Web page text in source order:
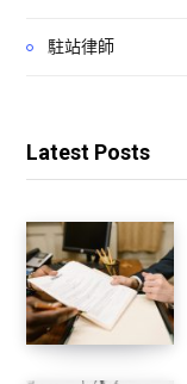
駐站律師
Latest Posts